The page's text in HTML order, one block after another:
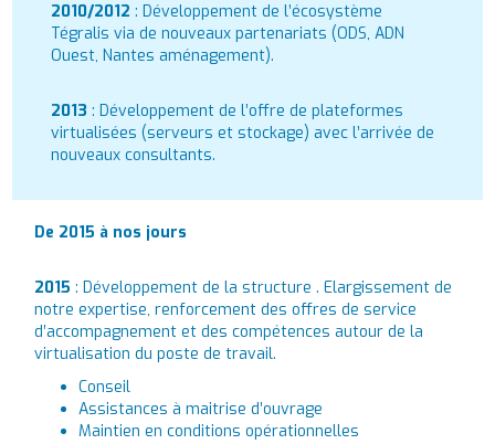
2010/2012 : Développement de l’écosystème
Tégralis via de nouveaux partenariats (ODS, ADN
Ouest, Nantes aménagement).
2013 : Développement de l’offre de plateformes
virtualisées (serveurs et stockage) avec l’arrivée de
nouveaux consultants.
De 2015 à nos jours
2015 : Développement de la structure . Elargissement de
notre expertise, renforcement des offres de service
d’accompagnement et des compétences autour de la
virtualisation du poste de travail.
Conseil
Assistances à maitrise d’ouvrage
Maintien en conditions opérationnelles